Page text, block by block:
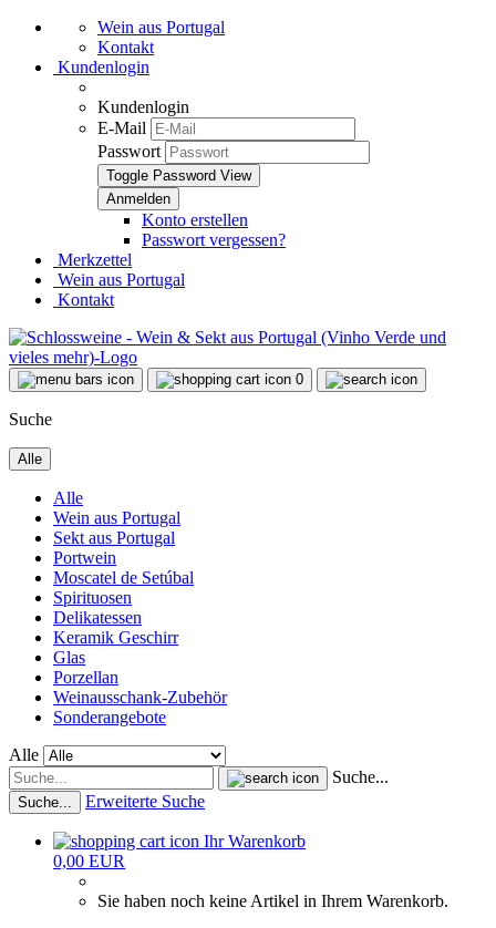
Wein aus Portugal
Kontakt
Kundenlogin
Kundenlogin
E-Mail
Passwort
Toggle Password View
Konto erstellen
Passwort vergessen?
Merkzettel
Wein aus Portugal
Kontakt
0
Suche
Alle
Alle
Wein aus Portugal
Sekt aus Portugal
Portwein
Moscatel de Setúbal
Spirituosen
Delikatessen
Keramik Geschirr
Glas
Porzellan
Weinausschank-Zubehör
Sonderangebote
Alle
Suche...
Suche... Erweiterte Suche
Ihr Warenkorb
0,00 EUR
Sie haben noch keine Artikel in Ihrem Warenkorb.